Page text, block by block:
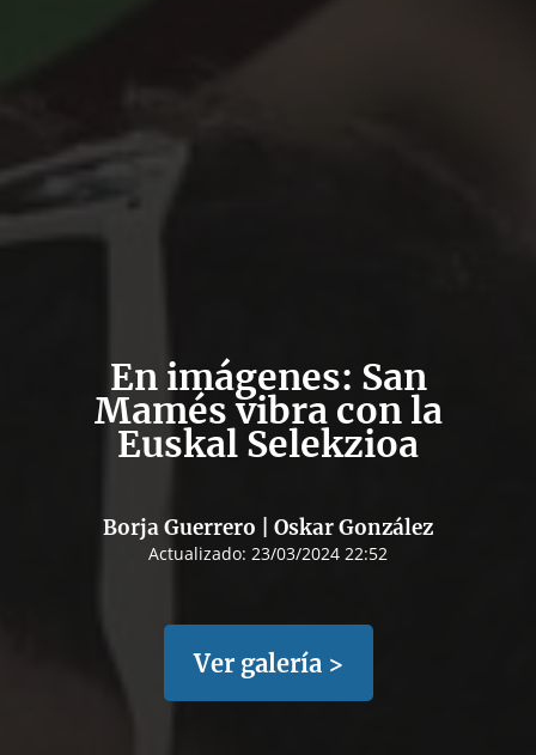
En imágenes: San
Mamés vibra con la
Euskal Selekzioa
Borja Guerrero | Oskar González
Actualizado: 23/03/2024 22:52
Ver galería >